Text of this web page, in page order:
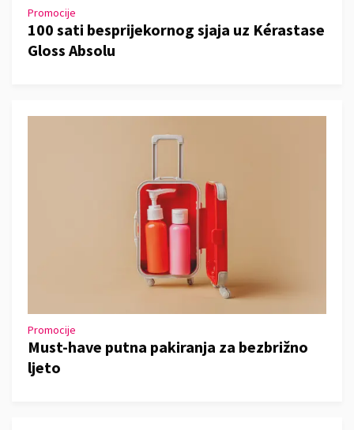
Promocije
100 sati besprijekornog sjaja uz Kérastase
Gloss Absolu
Promocije
Must-have putna pakiranja za bezbrižno
ljeto